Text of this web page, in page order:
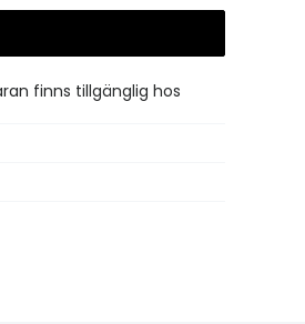
finns tillgänglig hos